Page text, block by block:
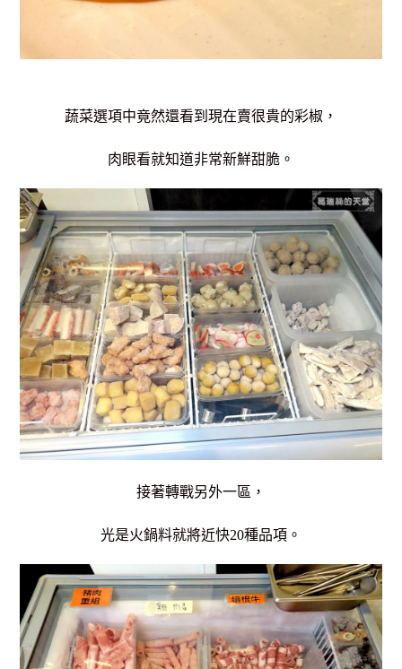
蔬菜選項中竟然還看到現在賣很貴的彩椒，
肉眼看就知道非常新鮮甜脆。
接著轉戰另外一區，
光是火鍋料就將近快20種品項。